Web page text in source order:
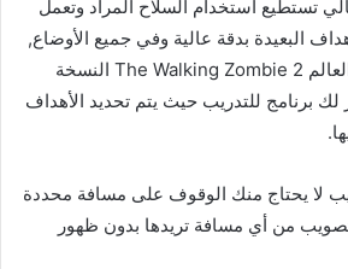
تستطيع استخدام السلاح المراد وتعمل
البعيدة بدقة عالية وفي جميع الأوضاع,
تعمل لعبة زومبي نهاية العالم The Walking Zombie 2 النسخة
لك برنامج للتدريب حيث يتم تحديد الأهداف
لا يحتاج منك الوقوف على مسافة محددة
من أي مسافة تريدها بدون ظهور